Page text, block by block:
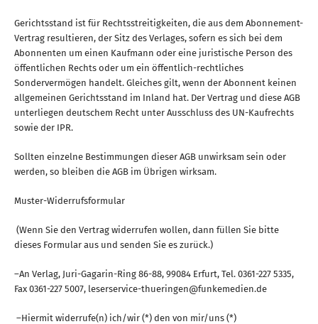
Gerichtsstand ist für Rechtsstreitigkeiten, die aus dem Abonnement-
Vertrag resultieren, der Sitz des Verlages, sofern es sich bei dem
Abonnenten um einen Kaufmann oder eine juristische Person des
öffentlichen Rechts oder um ein öffentlich-rechtliches
Sondervermögen handelt. Gleiches gilt, wenn der Abonnent keinen
allgemeinen Gerichtsstand im Inland hat. Der Vertrag und diese AGB
unterliegen deutschem Recht unter Ausschluss des UN-Kaufrechts
sowie der IPR.
Sollten einzelne Bestimmungen dieser AGB unwirksam sein oder
werden, so bleiben die AGB im Übrigen wirksam.
Muster-Widerrufsformular
(Wenn Sie den Vertrag widerrufen wollen, dann füllen Sie bitte
dieses Formular aus und senden Sie es zurück.)
–An Verlag, Juri-Gagarin-Ring 86-88, 99084 Erfurt, Tel. 0361-227 5335,
Fax 0361-227 5007, leserservice-thueringen@funkemedien.de
–Hiermit widerrufe(n) ich/wir (*) den von mir/uns (*)